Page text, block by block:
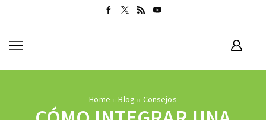
Home Blog Consejos